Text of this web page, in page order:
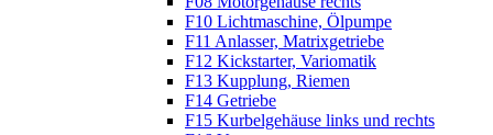
F10 Lichtmaschine, Ölpumpe
F11 Anlasser, Matrixgetriebe
F12 Kickstarter, Variomatik
F13 Kupplung, Riemen
F14 Getriebe
F15 Kurbelgehäuse links und rechts